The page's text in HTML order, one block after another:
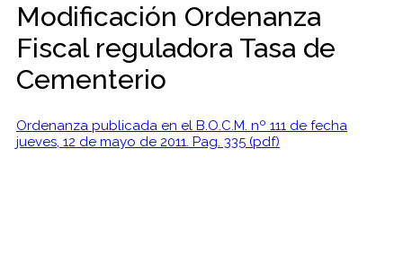
Modificación Ordenanza
Fiscal reguladora Tasa de
Cementerio
Ordenanza publicada en el B.O.C.M. nº 111 de fecha
jueves, 12 de mayo de 2011. Pag. 335 (pdf)